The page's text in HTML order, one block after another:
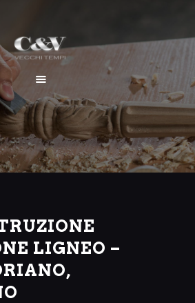
LAVORI
LIGNEO –